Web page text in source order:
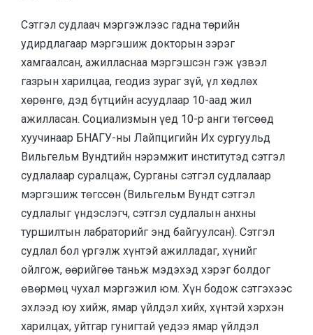
Сэтгэл судлаач мэргэжлээс гадна төрийн
удирдлагаар мэргэшиж докторын зэрэг
хамгаалсан, ажилласнаа мэргэшсэн гэж үзвэл
газрын харилцаа, геодиз зураг зүй, үл хөдлөх
хөрөнгө, дэд бүтцийн асуудлаар 10-аад жил
ажилласан. Социализмын үед 10-р анги төгсөөд
хуучинаар БНАГУ-ны Лайпцигийн Их сургуульд
Вильгельм Вундтийн нэрэмжит институтэд сэтгэл
судлалаар суралцаж, Сурганы сэтгэл судлалаар
мэргэшиж төгссөн (Вильгельм Вундт сэтгэл
судлалыг үндэслэгч, сэтгэл судлалын анхны
туршилтын лабраторийг энд байгуулсан). Сэтгэл
судлал бол үргэлж хүнтэй ажилладаг, хүнийг
ойлгож, өөрийгөө таньж мэдэхэд хэрэг болдог
өвөрмөц чухал мэргэжил юм. Хүн бодож сэтгэхээс
эхлээд юу хийж, ямар үйлдэл хийх, хүнтэй хэрхэн
харилцах, уйтгар гунигтай үедээ ямар үйлдэл